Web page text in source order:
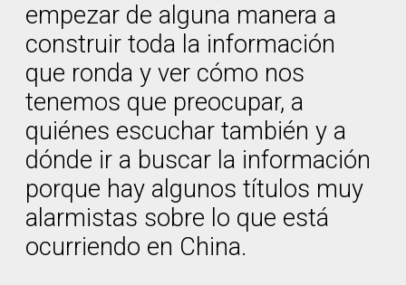
empezar de alguna manera a
construir toda la información
que ronda y ver cómo nos
tenemos que preocupar, a
quiénes escuchar también y a
dónde ir a buscar la información
porque hay algunos títulos muy
alarmistas sobre lo que está
ocurriendo en China.